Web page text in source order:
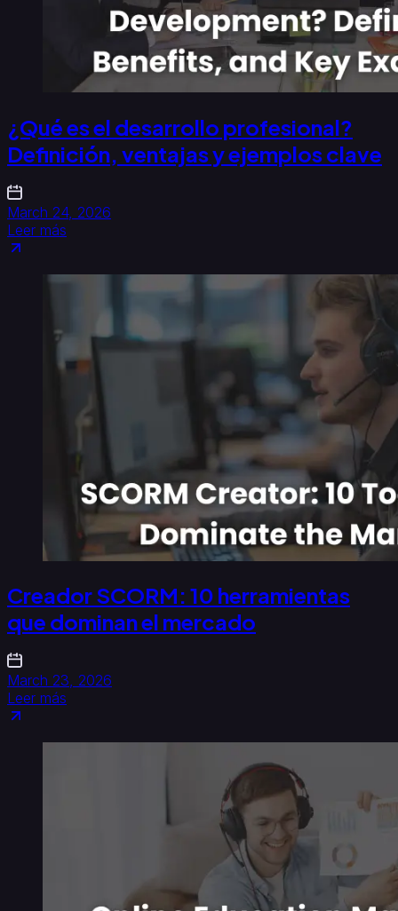
¿Qué es el desarrollo profesional?
Definición, ventajas y ejemplos clave
March 24, 2026
Leer más
Creador SCORM: 10 herramientas
que dominan el mercado
March 23, 2026
Leer más